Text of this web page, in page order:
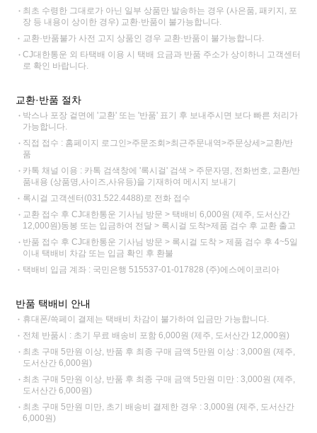
최초 수령한 그대로가 아닌 일부 상품만 발송하는 경우 (사은품, 패키지, 포
장 등 내용이 상이한 경우) 교환·반품이 불가능합니다.
교환·반품불가 사전 고지 상품인 경우 교환·반품이 불가능합니다.
CJ대한통운 외 타택배 이용 시 택배 요금과 반품 주소가 상이하니 고객센터
로 확인 바랍니다.
교환·반품 절차
박스나 포장 겉면에 '교환' 또는 '반품' 표기 후 보내주시면 보다 빠른 처리가
가능합니다.
직접 접수 : 홈페이지 로그인>주문조회>최근주문내역>주문상세>교환/반
품
카톡 채널 이용 : 카톡 검색창에 '록시걸' 검색 > 주문자명, 전화번호, 교환/반
품내용 (상품명,사이즈,사유등)을 기재하여 메시지 보내기
록시걸 고객센터(031.522.4488)로 전화 접수
교환 접수 후 CJ대한통운 기사님 방문 > 택배비 6,000원 (제주, 도서산간
12,000원)동봉 또는 입금하여 전달 > 록시걸 도착>제품 검수 후 교환 출고
반품 접수 후 CJ대한통운 기사님 방문 > 록시걸 도착 > 제품 검수 후 4~5일
이내 택배비 차감 또는 입금 확인 후 환불
택배비 입금 계좌 : 국민은행 515537-01-017828 (주)에스에이코리아
반품 택배비 안내
휴대폰/쓱페이 결제는 택배비 차감이 불가하여 입금만 가능합니다.
전체 반품시 : 초기 무료 배송비 포함 6,000원 (제주, 도서산간 12,000원)
최초 구매 5만원 이상, 반품 후 최종 구매 금액 5만원 이상 : 3,000원 (제주,
도서산간 6,000원)
최초 구매 5만원 이상, 반품 후 최종 구매 금액 5만원 미만 : 3,000원 (제주,
도서산간 6,000원)
최초 구매 5만원 미만, 초기 배송비 결제한 경우 : 3,000원 (제주, 도서산간
6,000원)